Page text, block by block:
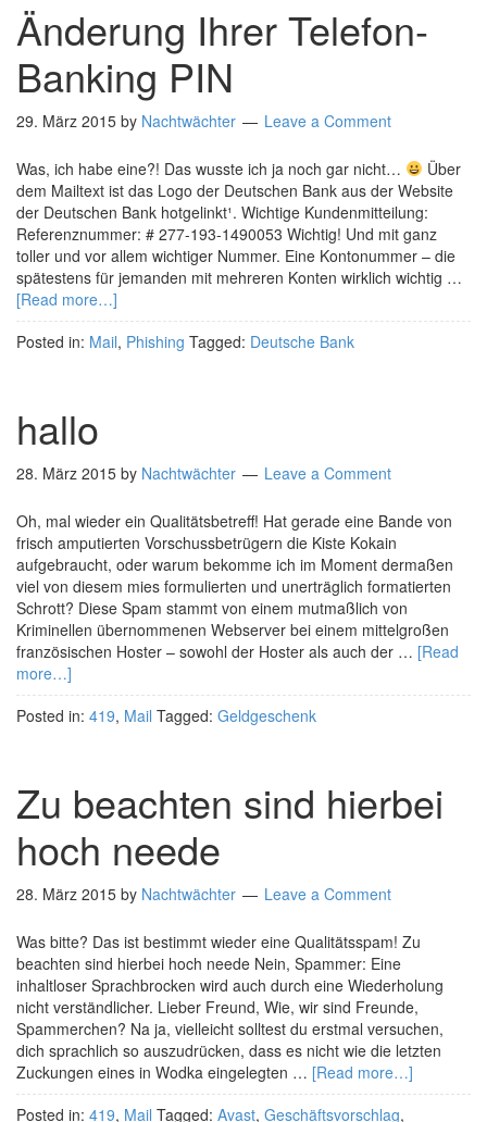
Änderung Ihrer Telefon-
Banking PIN
29. März 2015 by Nachtwächter Leave a Comment
Was, ich habe eine?! Das wusste ich ja noch gar nicht…
Über
dem Mailtext ist das Logo der Deutschen Bank aus der Website
der Deutschen Bank hotgelinkt¹. Wichtige Kundenmitteilung:
Referenznummer: # 277-193-1490053 Wichtig! Und mit ganz
toller und vor allem wichtiger Nummer. Eine Kontonummer – die
spätestens für jemanden mit mehreren Konten wirklich wichtig …
[Read more…]
Posted in: Mail, Phishing Tagged: Deutsche Bank
hallo
28. März 2015 by Nachtwächter Leave a Comment
Oh, mal wieder ein Qualitätsbetreff! Hat gerade eine Bande von
frisch amputierten Vorschussbetrügern die Kiste Kokain
aufgebraucht, oder warum bekomme ich im Moment dermaßen
viel von diesem mies formulierten und unerträglich formatierten
Schrott? Diese Spam stammt von einem mutmaßlich von
Kriminellen übernommenen Webserver bei einem mittelgroßen
französischen Hoster – sowohl der Hoster als auch der … [Read
more…]
Posted in: 419, Mail Tagged: Geldgeschenk
Zu beachten sind hierbei
hoch neede
28. März 2015 by Nachtwächter Leave a Comment
Was bitte? Das ist bestimmt wieder eine Qualitätsspam! Zu
beachten sind hierbei hoch neede Nein, Spammer: Eine
inhaltloser Sprachbrocken wird auch durch eine Wiederholung
nicht verständlicher. Lieber Freund, Wie, wir sind Freunde,
Spammerchen? Na ja, vielleicht solltest du erstmal versuchen,
dich sprachlich so auszudrücken, dass es nicht wie die letzten
Zuckungen eines in Wodka eingelegten … [Read more…]
Posted in: 419, Mail Tagged: Avast, Geschäftsvorschlag,